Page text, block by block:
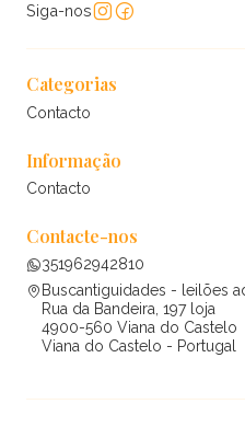
Siga-nos
Categorias
Contacto
Informação
Contacto
Contacte-nos
351962942810
Buscantiguidades - leilões
Rua da Bandeira, 197 loja
4900-560 Viana do Castelo
Viana do Castelo - Portugal